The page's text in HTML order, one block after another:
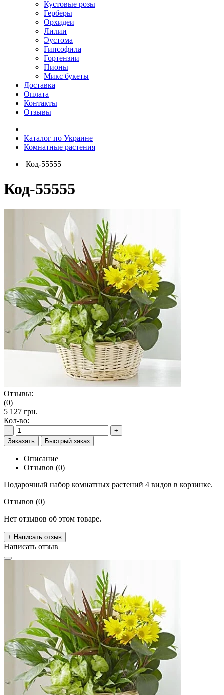
Кустовые розы
Герберы
Орхидеи
Лилии
Эустома
Гипсофила
Гортензии
Пионы
Микс букеты
Доставка
Оплата
Контакты
Отзывы
Каталог по Украине
Комнатные растения
Код-55555
Код-55555
Отзывы:
(0)
5 127 грн.
Кол-во:
-
+
Заказать
Быстрый заказ
Описание
Отзывов (0)
Подарочный набор комнатных растений 4 видов в корзинке.
Отзывов (0)
Нет отзывов об этом товаре.
+ Написать отзыв
Написать отзыв